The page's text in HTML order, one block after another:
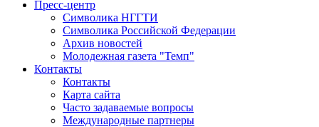
Пресс-центр
Символика НГГТИ
Символика Российской Федерации
Архив новостей
Молодежная газета "Темп"
Контакты
Контакты
Карта сайта
Часто задаваемые вопросы
Международные партнеры